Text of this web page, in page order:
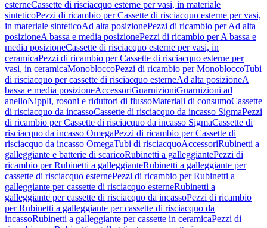
esterneCassette di risciacquo esterne per vasi, in materiale
sinteticoPezzi di ricambio per Cassette di risciacquo esterne per vasi,
in materiale sinteticoAd alta posizionePezzi di ricambio per Ad alta
posizioneA bassa e media posizionePezzi di ricambio per A bassa e
media posizioneCassette di risciacquo esterne per vasi, in
ceramicaPezzi di ricambio per Cassette di risciacquo esterne per
vasi, in ceramicaMonobloccoPezzi di ricambio per MonobloccoTubi
di risciacquo per cassette di risciacquo esterneAd alta posizioneA
bassa e media posizioneAccessoriGuarnizioniGuarnizioni ad
anelloNippli, rosoni e riduttori di flussoMateriali di consumoCassette
di risciacquo da incassoCassette di risciacquo da incasso SigmaPezzi
di ricambio per Cassette di risciacquo da incasso SigmaCassette di
risciacquo da incasso OmegaPezzi di ricambio per Cassette di
risciacquo da incasso OmegaTubi di risciacquoAccessoriRubinetti a
galleggiante e batterie di scaricoRubinetti a galleggiantePezzi di
ricambio per Rubinetti a galleggianteRubinetti a galleggiante per
cassette di risciacquo esternePezzi di ricambio per Rubinetti a
galleggiante per cassette di risciacquo esterneRubinetti a
galleggiante per cassette di risciacquo da incassoPezzi di ricambio
per Rubinetti a galleggiante per cassette di risciacquo da
incassoRubinetti a galleggiante per cassette in ceramicaPezzi di